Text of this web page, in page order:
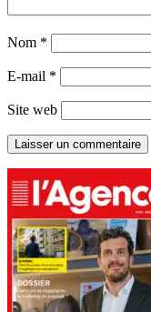
Nom *
E-mail *
Site web